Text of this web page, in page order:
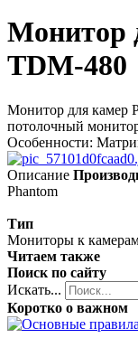
Монитор
TDM-480
Монитор для камер
потолочный
Особенности:
Описание
Phantom
Тип
Мониторы к камерам
Читаем также
Поиск по сайту
Искать...
Коротко о важном